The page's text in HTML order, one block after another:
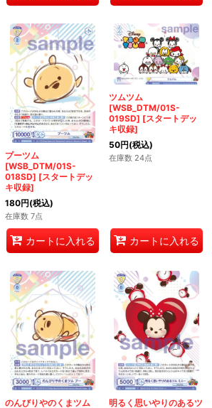
プーツム
[WSB_DTM/01S-
018SD] [スタートデッ
キ収録]
180円(税込)
在庫数 7点
カートに入れる
ツムツム
[WSB_DTM/01S-
019SD] [スタートデッ
キ収録]
50円(税込)
在庫数 24点
カートに入れる
のんびりやのくまツム
明るく思いやりのあるツ